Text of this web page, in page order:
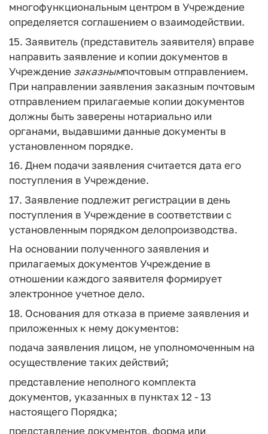
многофункциональным центром в Учреждение
определяется соглашением о взаимодействии.
15. Заявитель (представитель заявителя) вправе
направить заявление и копии документов в
Учреждение заказнымпочтовым отправлением.
При направлении заявления заказным почтовым
отправлением прилагаемые копии документов
должны быть заверены нотариально или
органами, выдавшими данные документы в
установленном порядке.
16. Днем подачи заявления считается дата его
поступления в Учреждение.
17. Заявление подлежит регистрации в день
поступления в Учреждение в соответствии с
установленным порядком делопроизводства.
На основании полученного заявления и
прилагаемых документов Учреждение в
отношении каждого заявителя формирует
электронное учетное дело.
18. Основания для отказа в приеме заявления и
приложенных к нему документов:
подача заявления лицом, не уполномоченным на
осуществление таких действий;
представление неполного комплекта
документов, указанных в пунктах 12 - 13
настоящего Порядка;
представление документов, форма или